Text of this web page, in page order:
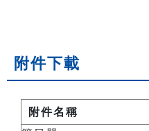
附件下載
附件名稱